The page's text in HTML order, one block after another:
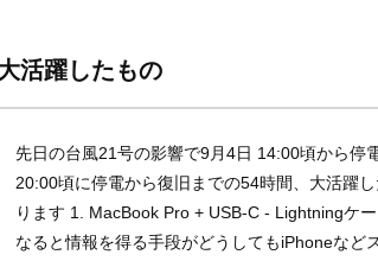
活躍したもの
先日の台風21号の影響で9月4日 14:00頃から停
20:00頃に停電から復旧までの54時間、大活躍
ります 1. MacBook Pro + USB-C - Lightningケ
なると情報を得る手段がどうしてもiPhoneなど